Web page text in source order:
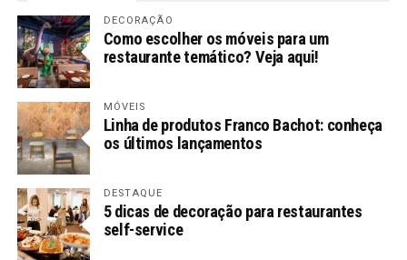
DECORAÇÃO
Como escolher os móveis para um
restaurante temático? Veja aqui!
MÓVEIS
Linha de produtos Franco Bachot: conheça
os últimos lançamentos
DESTAQUE
5 dicas de decoração para restaurantes
self-service